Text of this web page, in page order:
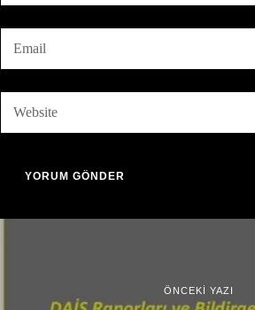
ÖNCEKİ YAZI